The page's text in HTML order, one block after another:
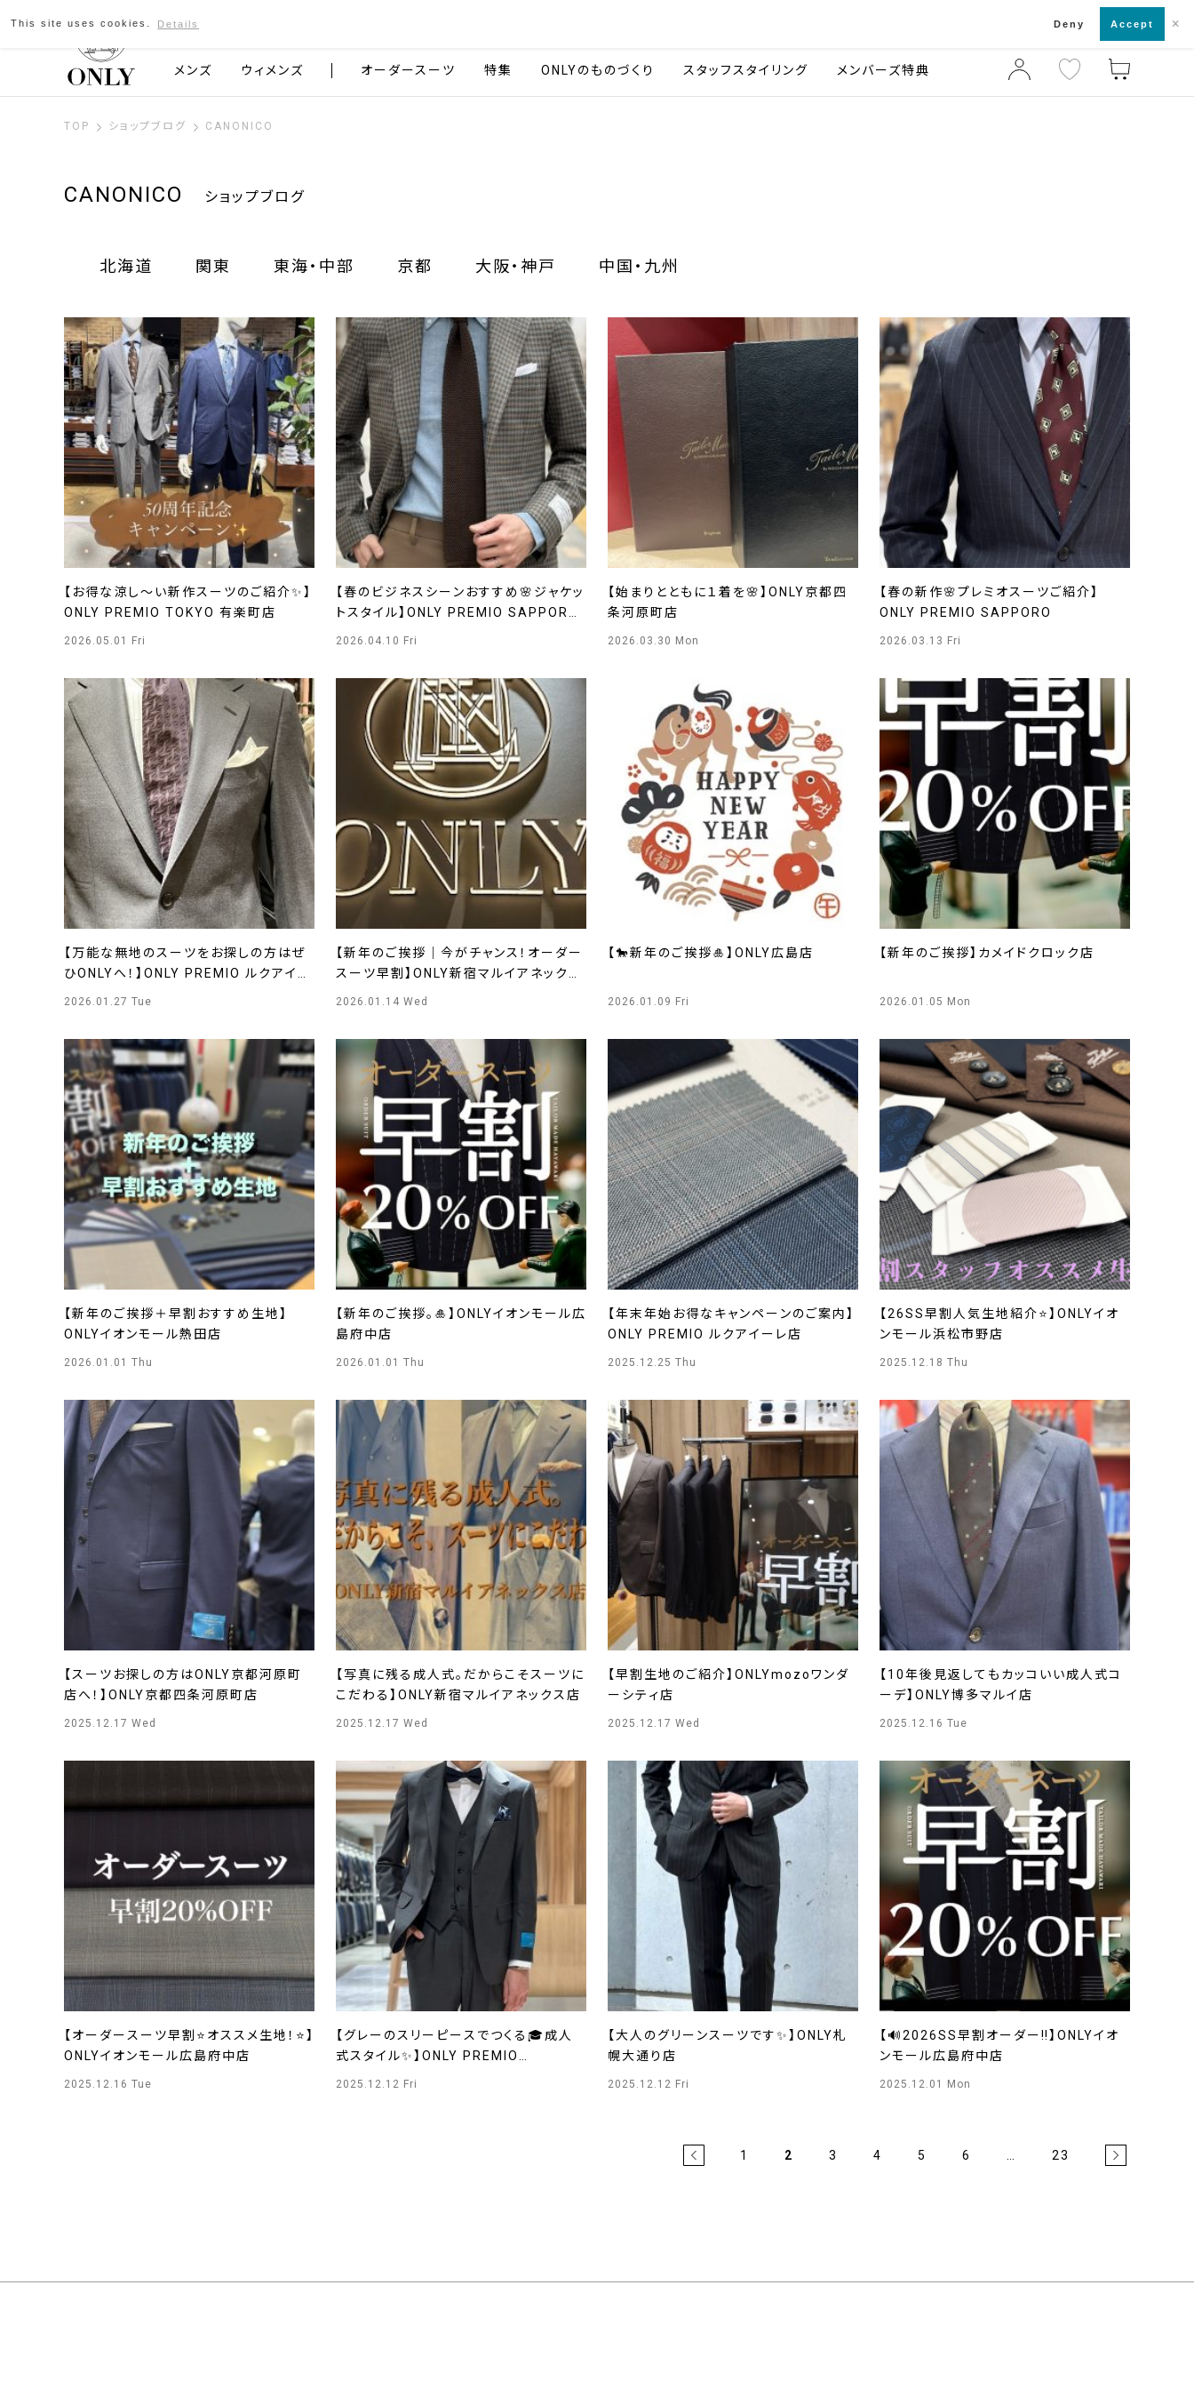
京都発のスーツブランド ONLY 店舗一覧・来店予約
メンズ ウィメンズ オーダースーツ 特集 ONLYのものづくり スタッフスタイリング メンバーズ特典
TOP ショップブログ CANONICO
CANONICO ショップブログ
北海道 関東 東海・中部 京都 大阪・神戸 中国・九州
【お得な涼し～い新作スーツのご紹介✨】
ONLY PREMIO TOKYO 有楽町店
2026.05.01 Fri
【春のビジネスシーンおすすめ🌸ジャケッ
トスタイル】ONLY PREMIO SAPPORO
2026.04.10 Fri
【始まりとともに１着を🌸】ONLY京都四
条河原町店
2026.03.30 Mon
【春の新作🌸プレミオスーツご紹介】
ONLY PREMIO SAPPORO
2026.03.13 Fri
【万能な無地のスーツをお探しの方はぜ
ひONLYへ！】ONLY PREMIO ルクアイー
2026.01.27 Tue
【新年のご挨拶｜今がチャンス！オーダー
スーツ早割】ONLY新宿マルイアネックス
2026.01.14 Wed
【🐎新年のご挨拶🎍】ONLY広島店
2026.01.09 Fri
【新年のご挨拶】カメイドクロック店
2026.01.05 Mon
【新年のご挨拶＋早割おすすめ生地】
ONLYイオンモール熱田店
2026.01.01 Thu
【新年のご挨拶。🎍】ONLYイオンモール広
島府中店
2026.01.01 Thu
【年末年始お得なキャンペーンのご案内】
ONLY PREMIO ルクアイーレ店
2025.12.25 Thu
【26SS早割人気生地紹介⭐】ONLYイオ
ンモール浜松市野店
2025.12.18 Thu
【スーツお探しの方はONLY京都河原町
店へ！】ONLY京都四条河原町店
2025.12.17 Wed
【写真に残る成人式。だからこそスーツに
こだわる】ONLY新宿マルイアネックス店
2025.12.17 Wed
【早割生地のご紹介】ONLYmozoワンダ
ーシティ店
2025.12.17 Wed
【10年後見返してもカッコいい成人式コ
ーデ】ONLY博多マルイ店
2025.12.16 Tue
【オーダースーツ早割⭐オススメ生地！⭐】
ONLYイオンモール広島府中店
2025.12.16 Tue
【グレーのスリーピースでつくる🎓成人
式スタイル✨】ONLY PREMIO
2025.12.12 Fri
【大人のグリーンスーツです✨】ONLY札
幌大通り店
2025.12.12 Fri
【🔊2026SS早割オーダー‼️】ONLYイオ
ンモール広島府中店
2025.12.01 Mon
1 2 3 4 5 6 23
This site uses cookies. Details Deny Accept ×